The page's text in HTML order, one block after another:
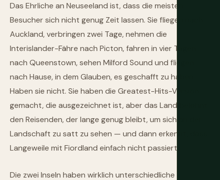
Das Ehrliche an Neuseeland ist, dass die meisten
Besucher sich nicht genug Zeit lassen. Sie fliegen nach
Auckland, verbringen zwei Tage, nehmen die
Interislander-Fähre nach Picton, fahren in vier Tagen
nach Queenstown, sehen Milford Sound und fliegen
nach Hause, in dem Glauben, es geschafft zu haben.
Haben sie nicht. Sie haben die Greatest-Hits-Version
gemacht, die ausgezeichnet ist, aber das Land belohnt
den Reisenden, der lange genug bleibt, um sich an der
Landschaft zu satt zu sehen — und dann erkennt, dass
Langeweile mit Fiordland einfach nicht passiert.
Die zwei Inseln haben wirklich unterschiedliche